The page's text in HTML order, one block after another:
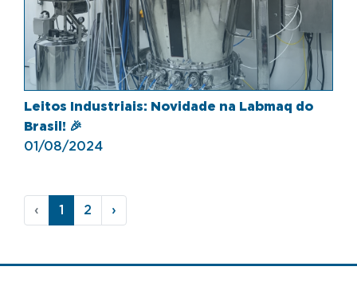
Leitos Industriais: Novidade na Labmaq do
Brasil! 🎉
01/08/2024
‹ 1 2 ›